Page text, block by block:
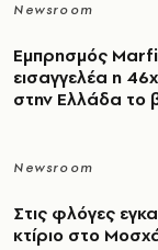
Newsroom
Εμπρησμός
εισαγγελέα η
στην Ελλάδα το
Newsroom
Στις φλόγες
κτίριο στο